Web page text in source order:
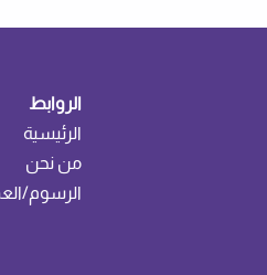
الروابط
الرئيسية
من نحن
الرسوم/